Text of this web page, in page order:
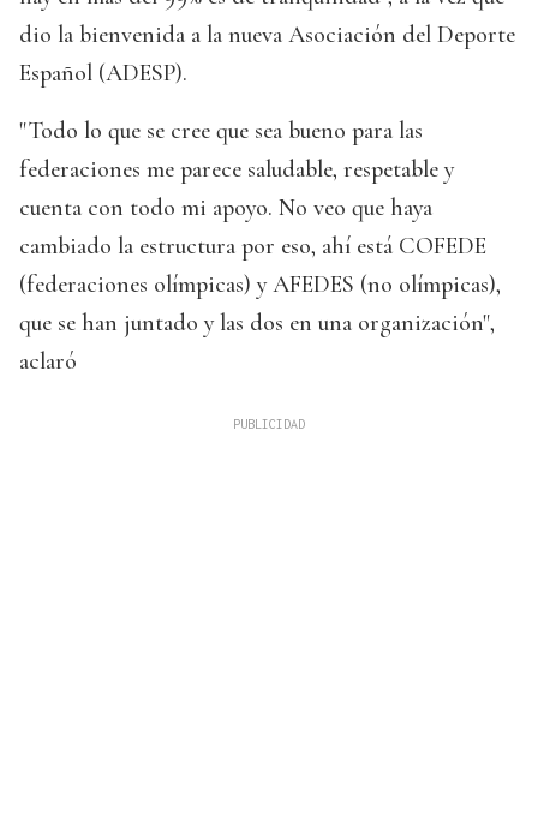
dio la bienvenida a la nueva Asociación del Deporte
Español (ADESP).
"Todo lo que se cree que sea bueno para las
federaciones me parece saludable, respetable y
cuenta con todo mi apoyo. No veo que haya
cambiado la estructura por eso, ahí está COFEDE
(federaciones olímpicas) y AFEDES (no olímpicas),
que se han juntado y las dos en una organización",
aclaró